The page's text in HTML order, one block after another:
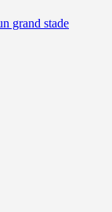
grand stade